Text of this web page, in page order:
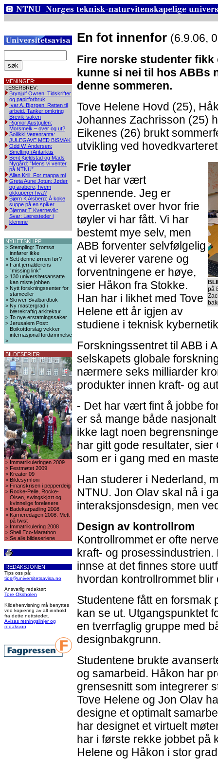
MENINGER:
LESERBREV:
Brynjulf Owren: Tidskrifter
og papirforbruk
Ivar A. Bjørgen: Retten til
arbeid. Tanker omkring
Brevik-saken
Rigmor Austgulen:
Morsmelk – over og ut?
Soilikki Vettenranta:
JULEGAVE MED BISMAK
Odd W. Andersen:
Smelting i Antarktis
Berit Kjeldstad og Mads
Nygård: ”Mens vi venter
på NTNU”
Allan Krill: For mappa mi
Greta Aune Jotun: Jøder
og arabere, hvem
okkuperer hva?
Bjørn K Alsberg: Å koke
suppe på en spiker
Bjørnar T Kvernevik:
Svar: Læresteder i
klemme
NYHETSKLIPP
> Stempling: Tromsø
innfører ikke
> Sett denne ørnen før?
> Fant jernalderens
“missing link”
> 130 universitetsansatte
kan miste jobben
> Nytt forskningssenter for
stamceller
> Skriver Svalbardbok
> Ny mastergrad i
bærekraftig arkitektur
> To nye erstatningssaker
> Jerusalem Post:
Boikottforslag vekker
internasjonal fordømmelse
>
BILDESERIER
> Immatrikuleringen 2009
> Festmøtet 2009
> Kreator 09
> Bildesymfoni
> Finanskrisen i pepperdeig
> Rocke-Pelle, Rocke-
Olsen, swingskjørt og
kvinnelige forelesere
> Badekarpadling 2008
> Karrieredagen 2008: Mett
på twist
> Immatrikulering 2008
> Shell Eco-Marathon
> Se alle bildeseriene
REDAKSJONEN:
Tips oss på:
tips@universitetsavisa.no
Ansvarlig redaktør:
Tore Oksholen
Kildehenvisning må benyttes
ved kopiering av alt innhold
fra dette nettstedet.
Avisas retningslinjer og
redaksjon
En fot innenfor (6.9.06,
Fire norske studenter fikk
kunne si nei til hos ABBs
denne sommeren.
Tove Helene Hovd (25),
Johannes Zachrisson (25)
Eikenes (26) brukt
utvikling ved
på
Frie tøyler
- Det har vært
spennende. Jeg er
overrasket over hvor frie
tøyler vi har fått. Vi har
bestemt mye selv, men
ABB forventer selvfølgelig
at vi leverer varene og
forventningene er høye,
sier Håkon fra Stokke.
Han har i likhet med Tove
Helene ett år igjen av
studiene i teknisk
Forskningssentret til ABB i
selskapets globale
nærmere seks milliarder
produkter innen kraft- og
- Det har vært fint å jobbe
er så mange både
ikke lagt noen
har gitt gode resultater,
som er i gang med en
Han studerer i Nederland,
NTNU. Jon Olav skal nå i
interaksjonsdesign, men
Design av kontrollrom
Kontrollrommet er ofte
kraft- og
innse at det finnes store
hvordan kontrollrommet blir
Studentene fått en forsmak
kan se ut. Utgangspunktet
en tverrfaglig gruppe med
designbakgrunn.
Studentene brukte
og samarbeid. Håkon har
grensesnitt som integrerer
Tove Helene og Jon Olav
designe et optimalt
har designet et virtuelt
har i første rekke jobbet på
Helene og Håkon i stor